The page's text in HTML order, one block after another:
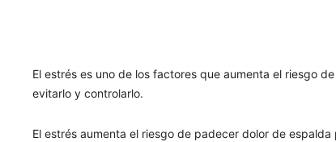
El estrés es uno de los factores que aumenta el riesgo
evitarlo y controlarlo.
El estrés aumenta el riesgo de padecer dolor de